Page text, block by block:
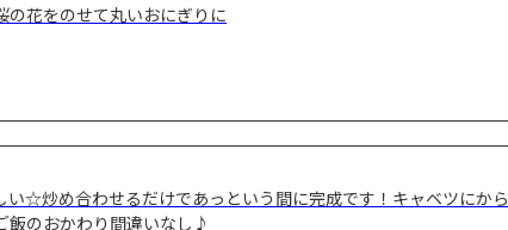
の花をのせて丸いおにぎりに
い☆炒め合わせるだけであっという間に完成です！キャベツにから
飯のおかわり間違いなし♪